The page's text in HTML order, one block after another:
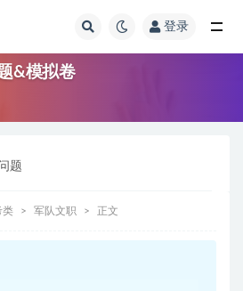
登录
&模拟卷
题
类 军队文职 正文